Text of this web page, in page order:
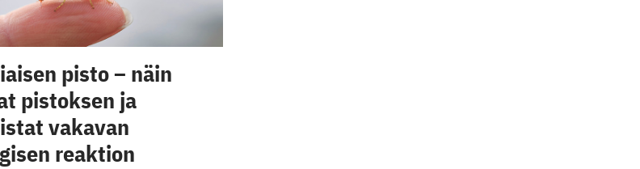
pisto – näin
pistoksen ja
vakavan
reaktion